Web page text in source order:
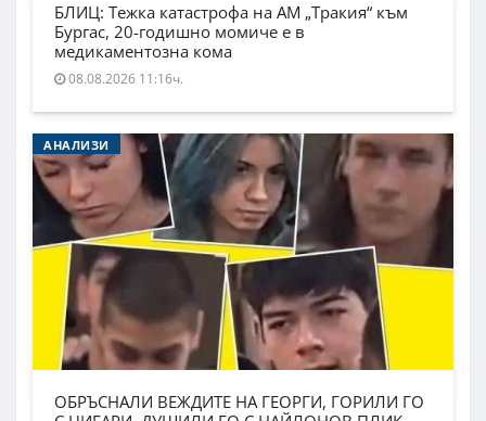
БЛИЦ: Тежка катастрофа на АМ „Тракия“ към
Бургас, 20-годишно момиче е в
медикаментозна кома
08.08.2026 11:16ч.
АНАЛИЗИ
ОБРЪСНАЛИ ВЕЖДИТЕ НА ГЕОРГИ, ГОРИЛИ ГО